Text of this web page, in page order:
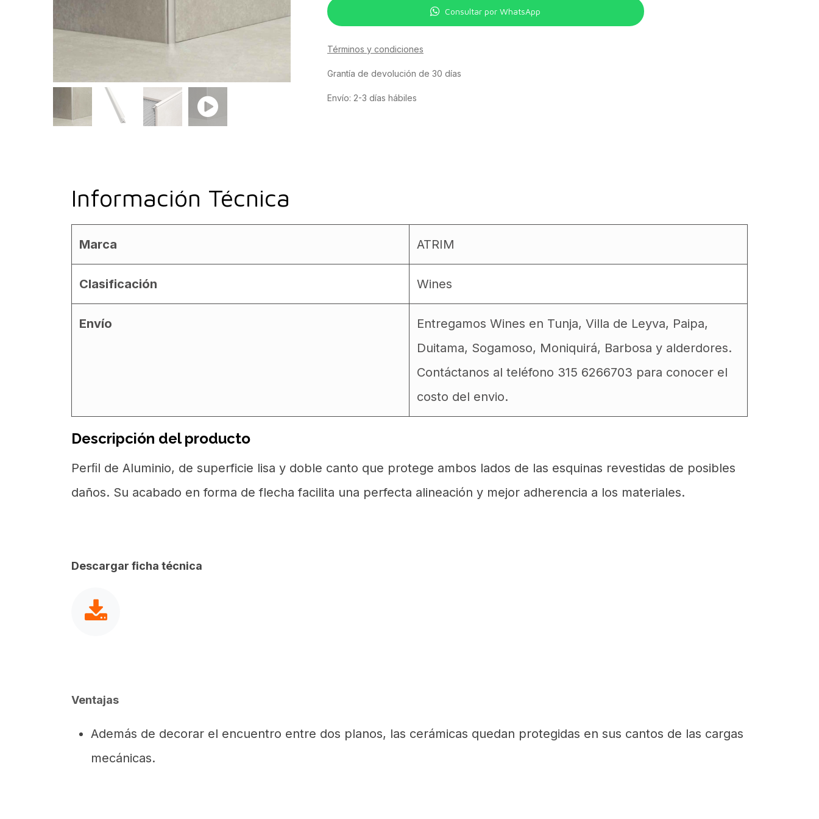
Consultar por WhatsApp
Términos y condiciones
Grantía de devolución de 30 días
Envío: 2-3 días hábiles
Información Técnica
Marca ATRIM
Clasificación Wines
Envío
Entregamos Wines en Tunja, Villa de Leyva, Paipa,
Duitama, Sogamoso, Moniquirá, Barbosa y alderdores.
Contáctanos al teléfono 315 6266703 para conocer el
costo del envio.
Descripción del producto
Perﬁl de Aluminio, de superficie lisa y doble canto que protege ambos lados de las esquinas revestidas de posibles
daños. Su acabado en forma de flecha facilita una perfecta alineación y mejor adherencia a los materiales.
Descargar ficha técnica
Ventajas
Además de decorar el encuentro entre dos planos, las cerámicas quedan protegidas en sus cantos de las cargas
mecánicas.